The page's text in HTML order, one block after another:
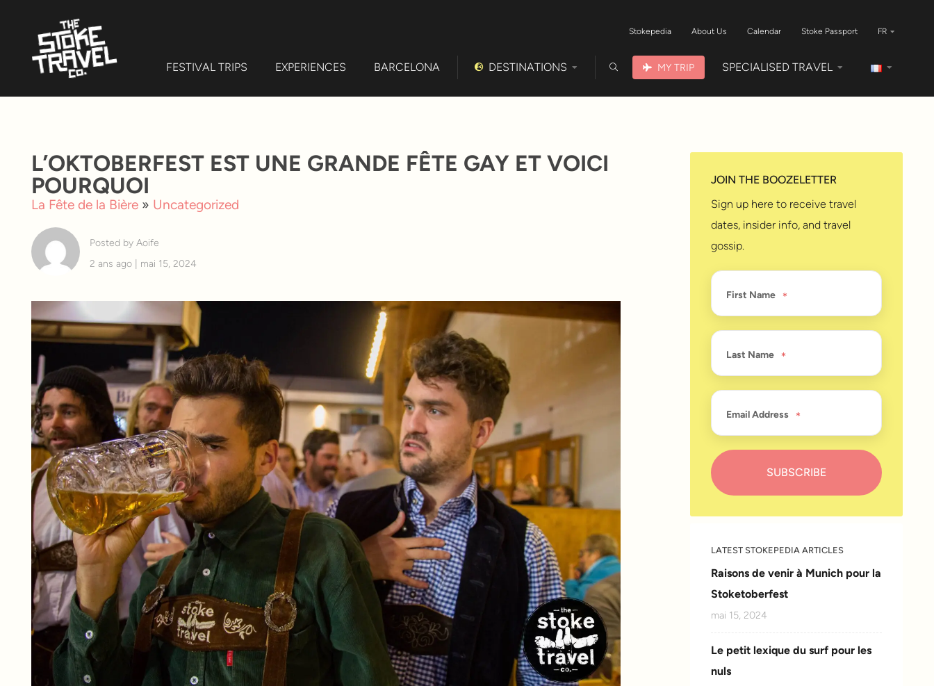
Stokepedia About Us Calendar Stoke Passport FR
FESTIVAL TRIPS EXPERIENCES BARCELONA DESTINATIONS MY TRIP SPECIALISED TRAVEL
L’OKTOBERFEST EST UNE GRANDE FÊTE GAY ET VOICI
POURQUOI
La Fête de la Bière » Uncategorized
Posted by Aoife
2 ans ago | mai 15, 2024
JOIN THE BOOZELETTER
Sign up here to receive travel
dates, insider info, and travel
gossip.
First Name
Last Name
Email Address
LATEST STOKEPEDIA ARTICLES
Raisons de venir à Munich pour la
Stoketoberfest
mai 15, 2024
Le petit lexique du surf pour les
nuls